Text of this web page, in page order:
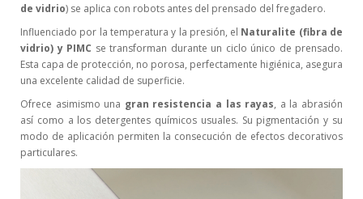
de vidrio) se aplica con robots antes del prensado del fregadero.
Influenciado por la temperatura y la presión, el Naturalite (fibra de
vidrio) y PIMC se transforman durante un ciclo único de prensado.
Esta capa de protección, no porosa, perfectamente higiénica, asegura
una excelente calidad de superficie.
Ofrece asimismo una gran resistencia a las rayas, a la abrasión
así como a los detergentes químicos usuales. Su pigmentación y su
modo de aplicación permiten la consecución de efectos decorativos
particulares.